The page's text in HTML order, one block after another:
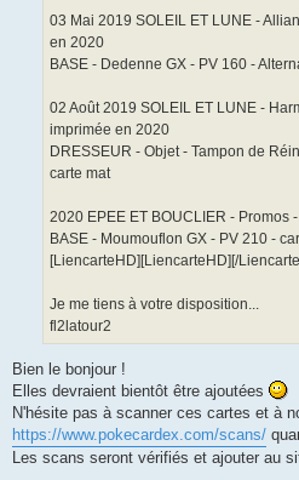
03 Mai 2019 SOLEIL ET LUNE -
en 2020
BASE - Dedenne GX - PV 160 -
02 Août 2019 SOLEIL ET LUNE -
imprimée en 2020
DRESSEUR - Objet - Tampon de
carte mat
2020 EPEE ET BOUCLIER - Promos
BASE - Moumouflon GX - PV 210 -
[LiencarteHD][LiencarteHD][/
Je me tiens à votre disposition...
fl2latour2
Bien le bonjour !
Elles devraient bientôt être ajoutées
N'hésite pas à scanner ces cartes et à
https://www.pokecardex.com/scans/
Les scans seront vérifiés et ajouter au